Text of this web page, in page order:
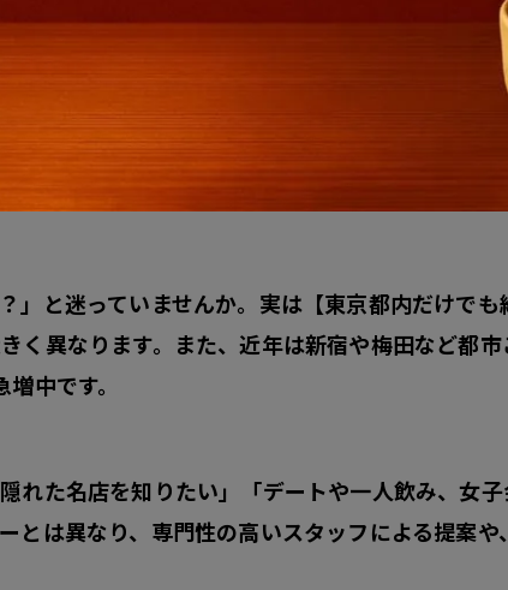
」と迷っていませんか。実は【東京都内だけで
く異なります。また、近年は新宿や梅田など都
中です。
れた名店を知りたい」「デートや一人飲み、女
とは異なり、 専門性の高いスタッフによる提案